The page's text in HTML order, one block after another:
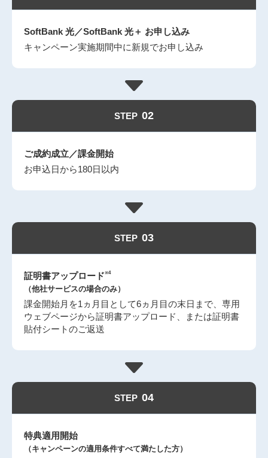
SoftBank 光／SoftBank 光＋ お申し込み
キャンペーン実施期間中に新規でお申し込み
STEP 02
ご成約成立／課金開始
お申込日から180日以内
STEP 03
証明書アップロード※4
（他社サービスの場合のみ）
課金開始月を1ヵ月目として6ヵ月目の末日まで、専用
ウェブページから証明書アップロード、または証明書
貼付シートのご返送
STEP 04
特典適用開始
（キャンペーンの適用条件すべて満たした方）